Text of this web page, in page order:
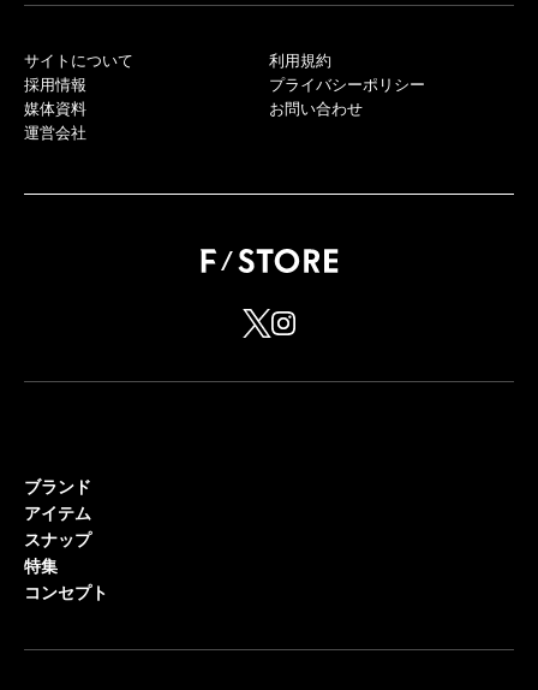
サイトについて
採用情報
媒体資料
運営会社
利用規約
プライバシーポリシー
お問い合わせ
ブランド
アイテム
スナップ
特集
コンセプト